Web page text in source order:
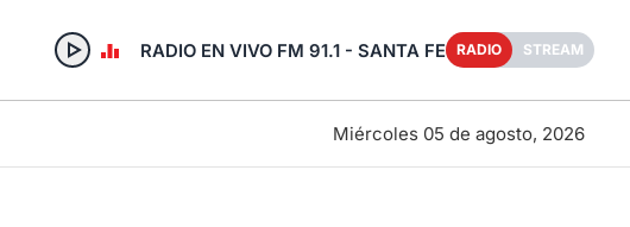
RADIO EN VIVO FM 91.1 - SANTA FE RADIO STREAM
Miércoles 05 de agosto, 2026